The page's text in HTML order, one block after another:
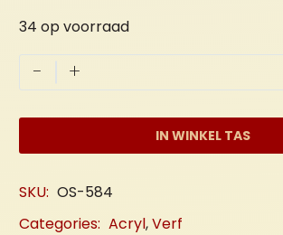
34 op voorraad
-
Blauw
+
IN WINKEL TAS
SKU: OS-584
Categories: Acryl,Verf